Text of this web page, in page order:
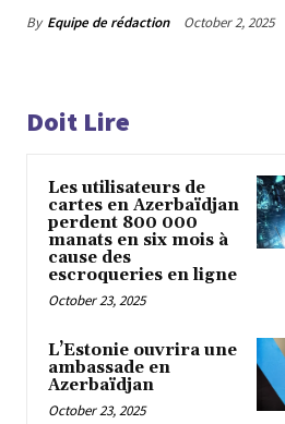
By Equipe de rédaction October 2, 2025
Doit Lire
Les utilisateurs de
cartes en Azerbaïdjan
perdent 800 000
manats en six mois à
cause des
escroqueries en ligne
October 23, 2025
L’Estonie ouvrira une
ambassade en
Azerbaïdjan
October 23, 2025